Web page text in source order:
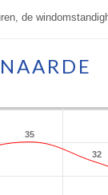
de
35
35
32
32